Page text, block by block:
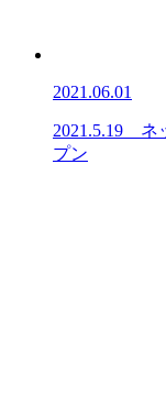
2021.06.01
2021.5.19
プン